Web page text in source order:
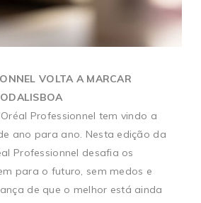
VOLTA A MARCAR
Professionnel tem vindo a
ano para ano. Nesta edição da
Professionnel desafia os
para o futuro, sem medos e
de que o melhor está ainda